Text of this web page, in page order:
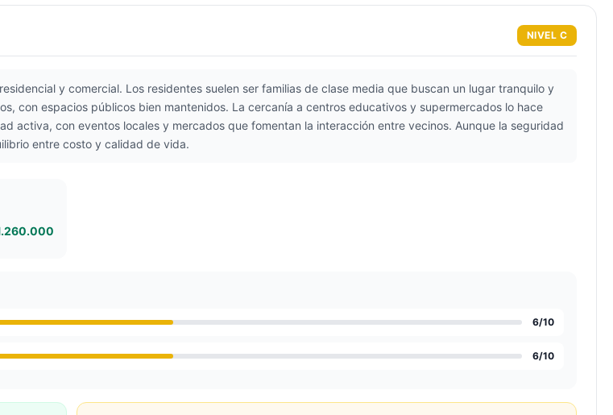
NIVEL C
y comercial. Los residentes suelen ser familias de clase media que buscan un lugar tranquilo y
con espacios públicos bien mantenidos. La cercanía a centros educativos y supermercados lo hace
activa, con eventos locales y mercados que fomentan la interacción entre vecinos. Aunque la seguridad
entre costo y calidad de vida.
6/10
6/10